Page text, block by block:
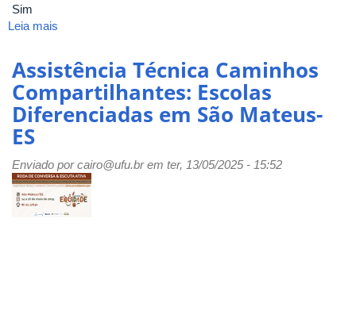
Sim
Leia mais
completa
3
décadas
de
existência!
Assistência Técnica Caminhos
Compartilhantes: Escolas
Diferenciadas em São Mateus-
ES
Enviado porcairo@ufu.brem ter, 13/05/2025 - 15:52